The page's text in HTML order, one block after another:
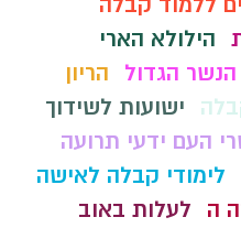
הילולא הארי
הנשר הגדול
הריון
ישועות לשידוך
העם ידעי תרועה
לימודי קבלה לאישה
ה
לעלות באוב